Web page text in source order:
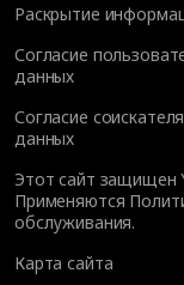
Раскрытие
Согласие
данных
Согласие
данных
Этот сайт защищен
Применяются
обслуживания.
Карта сайта